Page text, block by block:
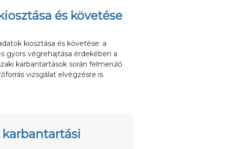
és követése
kiosztása és követése: a
gyors végrehajtása érdekében a
karbantartások során felmerülő
vizsgálat elvégzésre is